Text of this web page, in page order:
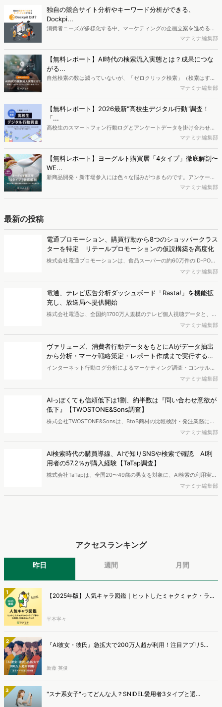
ーケティング業界に40年近く従事し、現在は株式会社創造開発研究所
所長、一般社団法人マーケティング共創協会理事・研究フェローを務
めている渡部数俊氏が解説します。
独自の競合サイト分析やキーワード分析ができる、
Dockpi...
消費者ニーズが多様化する中、マーケティングの企画立案を進める上
で、競合分析や消費者分析の重要性がより高まっています。Web行動
データを活用し、Web上の消費者行動を起点とした競合サイト分析や
消費者分析が可能です。今回はDockpitならではの利便性の高い機能
や活用方法を解説します。
マナミナ編集部
【無料レポート】AI時代の検索流入実態とは？成果につな
がる...
自然検索の数は減っていないが、「ゼロクリック検索」（検索はする
がページには流入しない）の割合が増加しているのが、AI時代の検索
か、また、要因を理解した上で、成果に確実につながるコンテンツを
制作するにはどうするべきなのでしょうか。本レポートはこのような
疑問をお抱えのSEO・Webマーケティングご担当者様におすすめの内
容となっています。※本レポートは記事のフォームから無料でダウン
マナミナ編集部
【無料レポート】2026最新"高校生デジタル行動"調査！
「...
高校生のスマートフォン行動ログとアンケートデータを掛け合わせ、
最新の若年層（高校生）におけるデジタル行動実態やSNSの利用傾向
ち、スマートフォンを取り巻く環境が成熟するなか、新興SNSの台頭
により高校生のデジタルライフスタイルは新たな変化を見せていま
す。※資料は記事内の入力フォームより、ダウンロードいただけま
マナミナ編集部
【無料レポート】ヨーグルト購買層「4タイプ」徹底解剖〜
WE...
新商品開発・新市場参入には色々な悩みがつきものです。アンケート
調査を実施しても、購買実態が不透明、新商品の受容性も判断しきれ
ポートとなっています。※本レポートは記事のフォームから無料でダ
ウンロードできます。
マナミナ編集部
最新の投稿
電通プロモーション、購買行動から8つのショッパークラス
ターを特定 リテールプロモーションの仮説構築を高度化
株式会社電通プロモーションは、食品スーパーの約60万件のID-POS
データと生活者の定性データをAIで分析し、購買行動の特徴に基づい
た8つのショッパークラスターを特定しました。これにより購買時点
における生活者の意識や行動背景の把握が可能となり、リテールプロ
モーションにおけるプランニングの高速化と高精度化を実現できると
いいます。
マナミナ編集部
電通、テレビ広告分析ダッシュボード「Rasta!」を機能拡
充し、放送局へ提供開始
株式会社電通は、全国約1700万人規模のテレビ個人視聴データと、独
自の大規模生活者意識調査データを掛け合わせて、テレビ広告のデー
タ集計や広告効果の分析ができるダッシュボード「Rasta!
（Resourceful Analysis System of TV Audience：ラスタ）」の機能
を拡充し、放送局への提供を開始したことを発表しました。
マナミナ編集部
ヴァリューズ、消費者行動データをもとにAIがデータ抽出
から分析・マーケ戦略策定・レポート作成まで実行する
「Dockpit AIエージェント」を提供開始
インターネット行動ログ分析によるマーケティング調査・コンサルテ
ィングサービスを提供する株式会社ヴァリューズは、国内最大規模
250万人のWeb行動ログデータを基盤としたマーケティングリサーチ
エンジン「Dockpit（ドックピット）」の新機能として、AIが市場分
析から仮説構築、レポート作成までを自律的にサポートする
「Dockpit AIエージェント」の提供を開始いたしました。
マナミナ編集部
AIっぽくても信頼低下は1割、約半数は『問い合わせ意欲が
低下』【TWOSTONE&Sons調査】
株式会社TWOSTONE&Sonsは、BtoB商材の比較検討・発注業務に携
わる担当者を対象に、コンテンツのAIっぽさに関する意識調査を実施
し、結果を公開しました。
マナミナ編集部
AI検索時代の購買導線、AIで知りSNSや検索で確認 AI利
用者の57.2％が購入経験【TaTap調査】
株式会社TaTapは、全国20〜49歳の男女を対象に、AI検索の利用実態
と、AIで知った商品をどこで確かめているかを調査し、結果を公開し
ました。
マナミナ編集部
アクセスランキング
昨日 週間 月間
1 【2025年版】人気キャラ図鑑｜ヒットしたミャクミャク・ラ...
平本寧々
2 『AI彼女・彼氏』急拡大で200万人超が利用！注目アプリ5...
新藤 英俊
3 "スナ系女子"ってどんな人？SNIDEL愛用者3タイプと選...